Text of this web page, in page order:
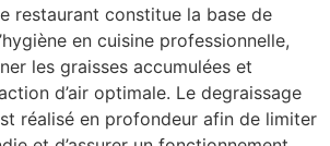
restaurant constitue la base de
en cuisine professionnelle,
les graisses accumulées et
d’air optimale. Le degraissage
réalisé en profondeur afin de limiter